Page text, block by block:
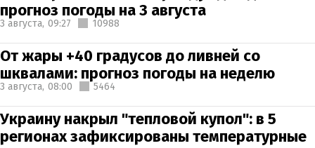
прогноз погоды на 3 августа
3 августа, 09:27 10988
От жары +40 градусов до ливней со
шквалами: прогноз погоды на неделю
3 августа, 08:00 5464
Украину накрыл "тепловой купол": в 5
регионах зафиксированы температурные